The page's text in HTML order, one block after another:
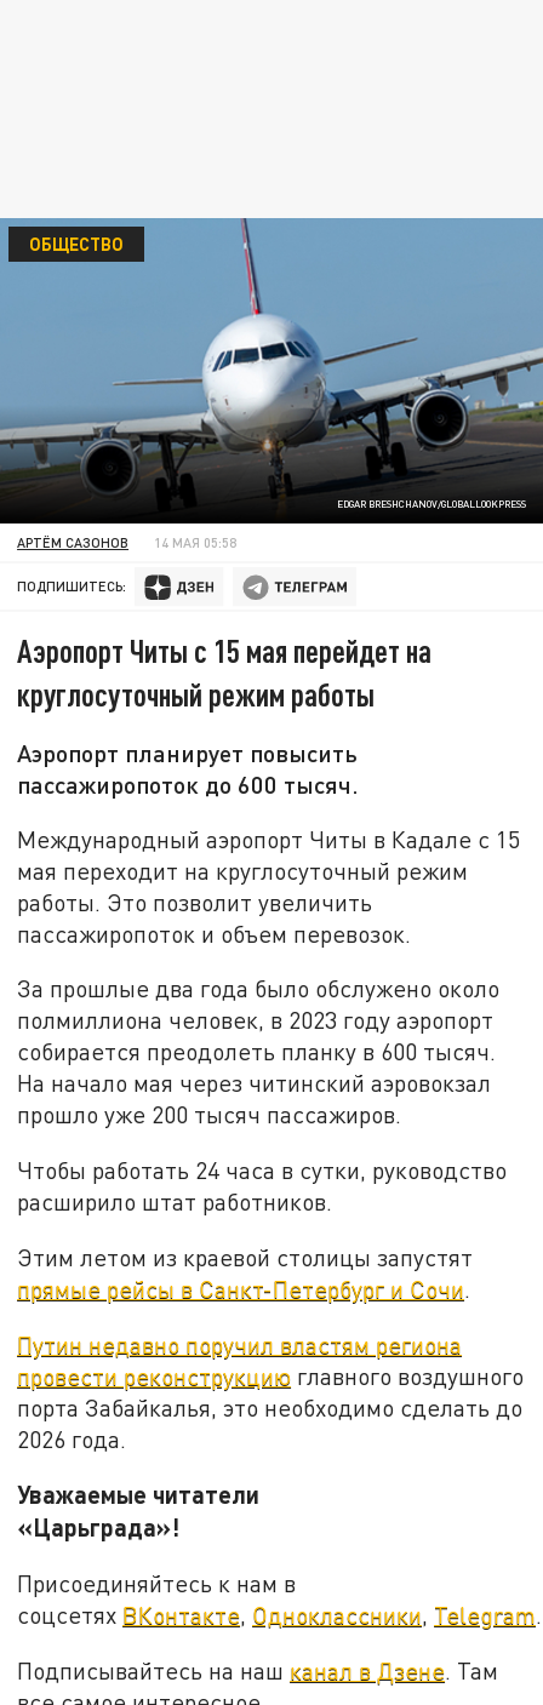
EDGAR BRESHCHANOV/GLOBALLOOKPRESS
ОБЩЕСТВО
АРТЁМ САЗОНОВ 14 МАЯ 05:58
ПОДПИШИТЕСЬ:
Аэропорт Читы с 15 мая перейдет на
круглосуточный режим работы
Аэропорт планирует повысить
пассажиропоток до 600 тысяч.
Международный аэропорт Читы в Кадале с 15
мая переходит на круглосуточный режим
работы. Это позволит увеличить
пассажиропоток и объем перевозок.
За прошлые два года было обслужено около
полмиллиона человек, в 2023 году аэропорт
собирается преодолеть планку в 600 тысяч.
На начало мая через читинский аэровокзал
прошло уже 200 тысяч пассажиров.
Чтобы работать 24 часа в сутки, руководство
расширило штат работников.
Этим летом из краевой столицы запустят
прямые рейсы в Санкт-Петербург и Сочи.
Путин недавно поручил властям региона
провести реконструкцию главного воздушного
порта Забайкалья, это необходимо сделать до
2026 года.
Уважаемые читатели
«Царьграда»!
Присоединяйтесь к нам в
соцсетях ВКонтакте, Одноклассники, Telegram.
Подписывайтесь на наш канал в Дзене . Там